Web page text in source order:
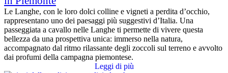
Le Langhe, con le loro dolci colline e vigneti a perdita d’occhio,
rappresentano uno dei paesaggi più suggestivi d’Italia. Una
passeggiata a cavallo nelle Langhe ti permette di vivere questa
bellezza da una prospettiva unica: immerso nella natura,
accompagnato dal ritmo rilassante degli zoccoli sul terreno e avvolto
dai profumi della campagna piemontese.
Leggi di più